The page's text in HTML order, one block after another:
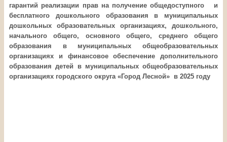
гарантий реализации прав на получение общедоступного и
бесплатного дошкольного образования в муниципальных
дошкольных образовательных организациях, дошкольного,
начального общего, основного общего, среднего общего
образования в муниципальных общеобразовательных
организациях и финансовое обеспечение дополнительного
образования детей в муниципальных общеобразовательных
организациях городского округа «Город Лесной» в 2025 году